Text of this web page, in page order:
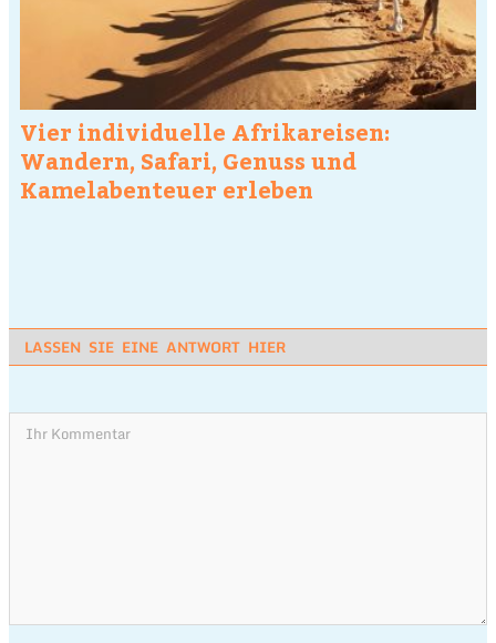
Vier individuelle Afrikareisen:
Wandern, Safari, Genuss und
Kamelabenteuer erleben
LASSEN SIE EINE ANTWORT HIER